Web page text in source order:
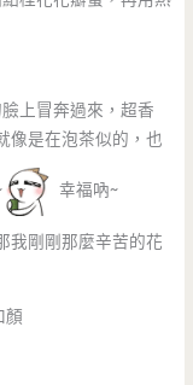
上冒奔過來，超香
像是在泡茶似的，也
幸福吶~
我剛剛那麼辛苦的花
顏